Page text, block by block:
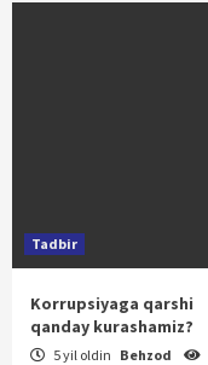
Tadbir
Korrupsiyaga qarshi
qanday kurashamiz?
5 yil oldin Behzod